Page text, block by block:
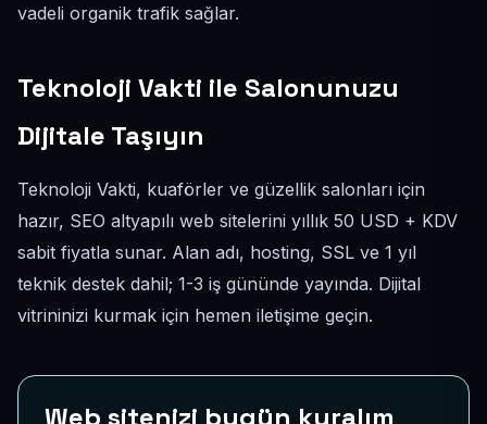
vadeli organik trafik sağlar.
Teknoloji Vakti ile Salonunuzu
Dijitale Taşıyın
Teknoloji Vakti, kuaförler ve güzellik salonları için
hazır, SEO altyapılı web sitelerini yıllık 50 USD + KDV
sabit fiyatla sunar. Alan adı, hosting, SSL ve 1 yıl
teknik destek dahil; 1-3 iş gününde yayında. Dijital
vitrininizi kurmak için hemen iletişime geçin.
Web sitenizi bugün kuralım